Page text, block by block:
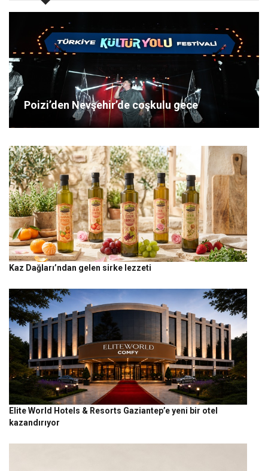
Poizi’den Nevşehir’de coşkulu gece
Kaz Dağları’ndan gelen sirke lezzeti
Elite World Hotels & Resorts Gaziantep’e yeni bir otel
kazandırıyor